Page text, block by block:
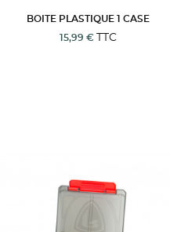
BOITE PLASTIQUE 1 CASE
15,99 €
TTC